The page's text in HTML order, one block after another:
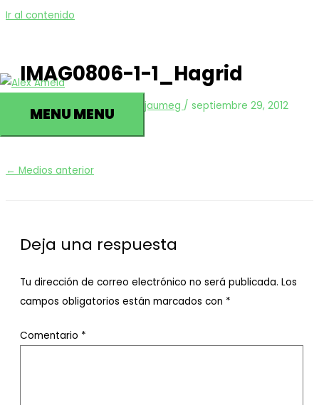
Ir al contenido
MENUMENU
IMAG0806-1-1_Hagrid
Deja un comentario jaumeg / septiembre 29, 2012
← Medios anterior
Deja una respuesta
Tu dirección de correo electrónico no será publicada. Los
campos obligatorios están marcados con *
Comentario *